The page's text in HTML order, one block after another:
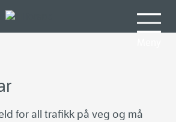
for all trafikk på veg og må